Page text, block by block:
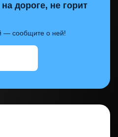
дороге, не горит
— сообщите о ней!